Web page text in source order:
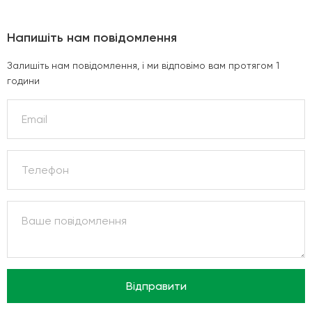
Напишіть нам повідомлення
Залишіть нам повідомлення, і ми відповімо вам протягом 1
години
Відправити